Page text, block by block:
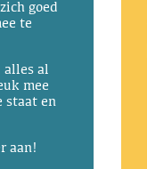
goed
te
alles al
mee
staat en
aan!